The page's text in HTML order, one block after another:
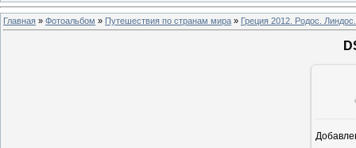
Главная » Фотоальбом » Путешествия по странам мира » Греция 2012. Родос. Линдос.